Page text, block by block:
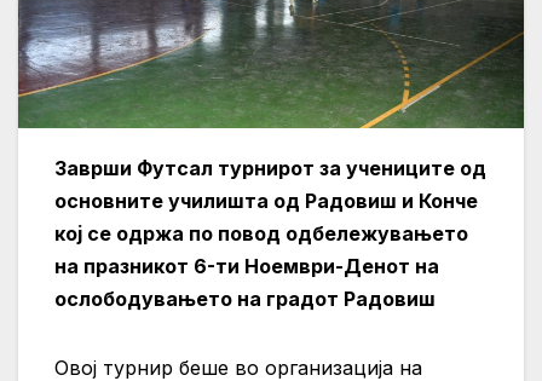
Заврши Футсал турнирот за учениците од
основните училишта од Радовиш и Конче
кој се одржа по повод одбележувањето
на празникот 6-ти Ноември-Денот на
ослободувањето на градот Радовиш
Овој турнир беше во организација на